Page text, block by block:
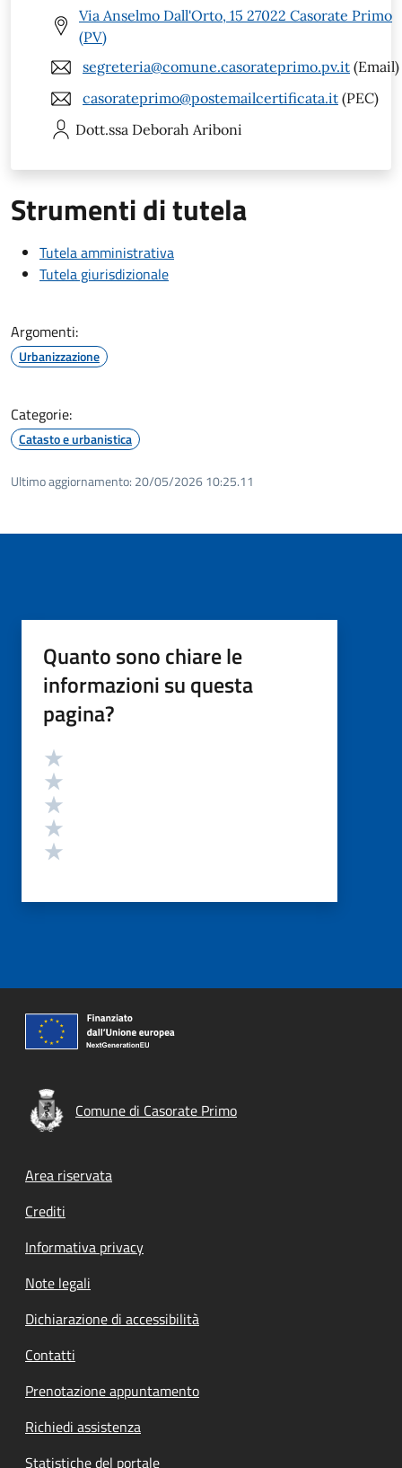
Via Anselmo Dall'Orto, 15 27022 Casorate Primo
(PV)
segreteria@comune.casorateprimo.pv.it (Email)
casorateprimo@postemailcertificata.it (PEC)
Dott.ssa Deborah Ariboni
Strumenti di tutela
Tutela amministrativa
Tutela giurisdizionale
Argomenti:
Urbanizzazione
Categorie:
Catasto e urbanistica
Ultimo aggiornamento: 20/05/2026 10:25.11
Quanto sono chiare le
informazioni su questa
pagina?
Valutazione
Comune di Casorate Primo
Footer menu
Area riservata
Crediti
Informativa privacy
Note legali
Dichiarazione di accessibilità
Contatti
Prenotazione appuntamento
Richiedi assistenza
Statistiche del portale